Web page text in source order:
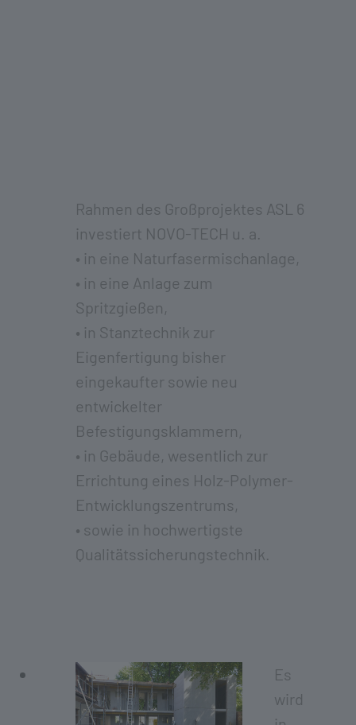
Rahmen des Großprojektes ASL 6
investiert NOVO-TECH u. a.
• in eine Naturfasermischanlage,
• in eine Anlage zum
Spritzgießen,
• in Stanztechnik zur
Eigenfertigung bisher
eingekaufter sowie neu
entwickelter
Befestigungsklammern,
• in Gebäude, wesentlich zur
Errichtung eines Holz-Polymer-
Entwicklungszentrums,
• sowie in hochwertigste
Qualitätssicherungstechnik.
Es
wird